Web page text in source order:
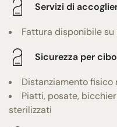
Servizi di
Fattura disponibile
Sicurezza per
Distanziamento fisico
Piatti, posate,
sterilizzati